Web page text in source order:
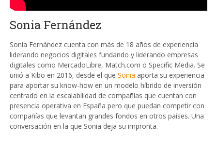
Sonia Fernández
Sonia Fernández cuenta con más de 18 años de experiencia
liderando negocios digitales fundando y liderando empresas
digitales como MercadoLibre, Match.com o Specific Media. Se
unió a Kibo en 2016, desde el que Sonia aporta su experiencia
para aportar su know-how en un modelo híbrido de inversión
centrado en la escalabilidad de compañías que cuentan con
presencia operativa en España pero que puedan competir con
compañías que levantan grandes fondos en otros países. Una
conversación en la que Sonia deja su impronta.